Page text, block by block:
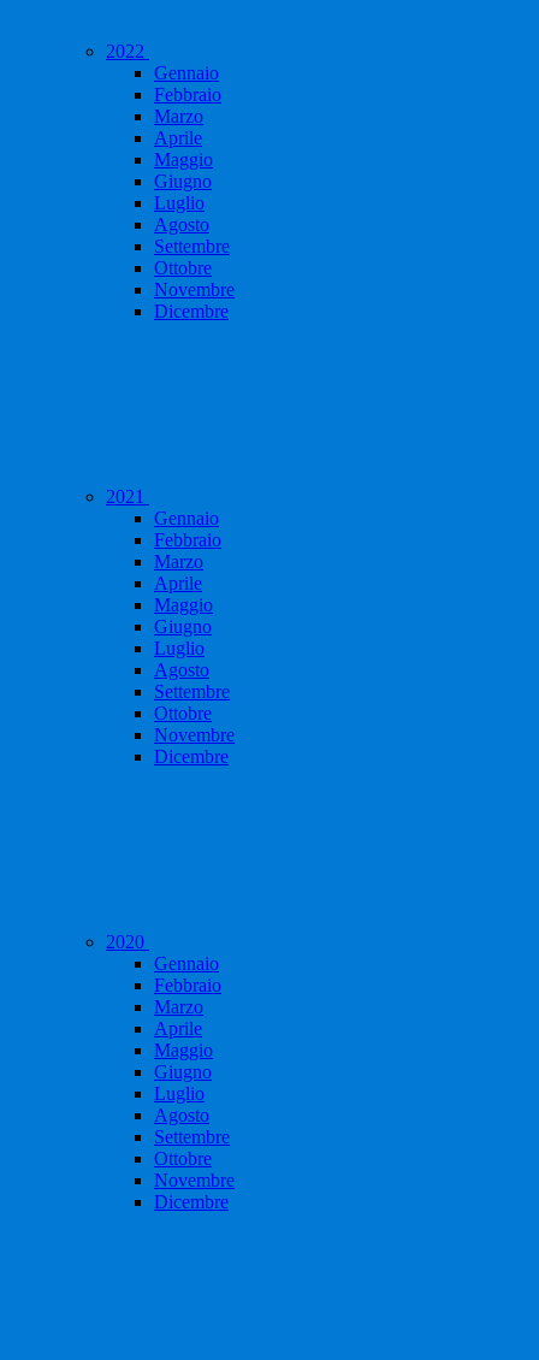
2022
Gennaio
Febbraio
Marzo
Aprile
Maggio
Giugno
Luglio
Agosto
Settembre
Ottobre
Novembre
Dicembre
2021
Gennaio
Febbraio
Marzo
Aprile
Maggio
Giugno
Luglio
Agosto
Settembre
Ottobre
Novembre
Dicembre
2020
Gennaio
Febbraio
Marzo
Aprile
Maggio
Giugno
Luglio
Agosto
Settembre
Ottobre
Novembre
Dicembre